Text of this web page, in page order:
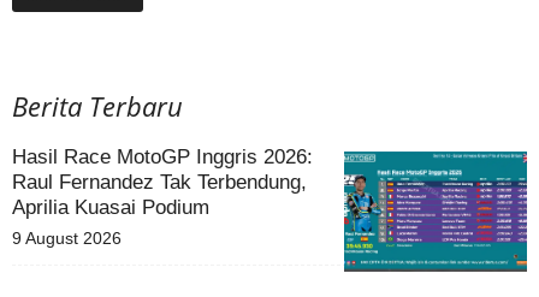
Berita Terbaru
Hasil Race MotoGP Inggris 2026:
Raul Fernandez Tak Terbendung,
Aprilia Kuasai Podium
9 August 2026